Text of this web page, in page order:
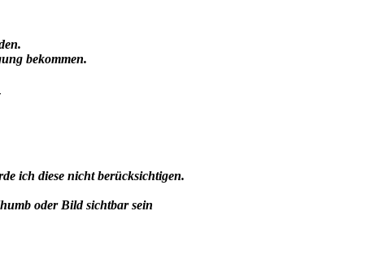
bekommen.
ich diese nicht berücksichtigen.
oder Bild sichtbar sein